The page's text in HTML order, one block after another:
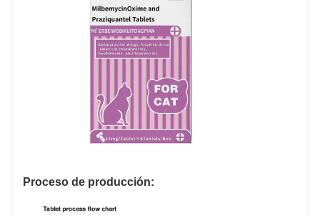
Proceso de producción: